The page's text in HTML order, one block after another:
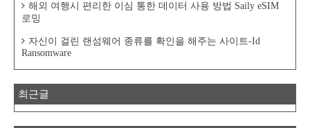
해외 여행시 편리한 이심 통한 데이터 사용 방법 Saily eSIM
로밍
자신이 걸린 랜섬웨어 종류를 확인을 해주는 사이트-Id
Ransomware
최근글